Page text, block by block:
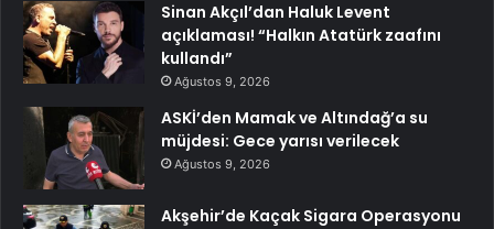
Sinan Akçıl’dan Haluk Levent
açıklaması! “Halkın Atatürk zaafını
kullandı”
Ağustos 9, 2026
ASKİ’den Mamak ve Altındağ’a su
müjdesi: Gece yarısı verilecek
Ağustos 9, 2026
Akşehir’de Kaçak Sigara Operasyonu